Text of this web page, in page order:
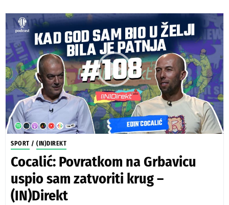
SPORT / (IN)DIREKT
Cocalić: Povratkom na Grbavicu
uspio sam zatvoriti krug –
(IN)Direkt